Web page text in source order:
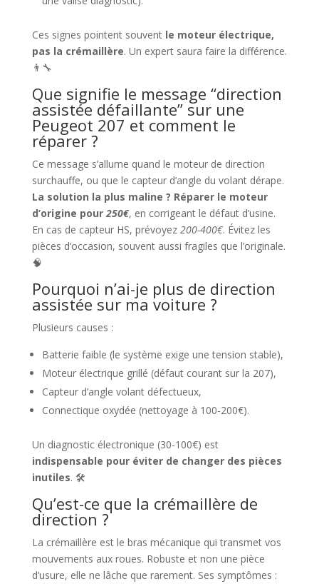
Ces signes pointent souvent le moteur électrique,
pas la crémaillère. Un expert saura faire la différence.
👨‍🔧
Que signifie le message “direction
assistée défaillante” sur une
Peugeot 207 et comment le
réparer ?
Ce message s’allume quand le moteur de direction
surchauffe, ou que le capteur d’angle du volant dérape.
La solution la plus maline ? Réparer le moteur
d’origine pour 250€, en corrigeant le défaut d’usine.
En cas de capteur HS, prévoyez 200-400€. Évitez les
pièces d’occasion, souvent aussi fragiles que l’originale.
🧠
Pourquoi n’ai-je plus de direction
assistée sur ma voiture ?
Plusieurs causes :
Batterie faible (le système exige une tension stable),
Moteur électrique grillé (défaut courant sur la 207),
Capteur d’angle volant défectueux,
Connectique oxydée (nettoyage à 100-200€).
Un diagnostic électronique (30-100€) est
indispensable pour éviter de changer des pièces
inutiles. 🛠️
Qu’est-ce que la crémaillère de
direction ?
La crémaillère est le bras mécanique qui transmet vos
mouvements aux roues. Robuste et non une pièce
d’usure, elle ne lâche que rarement. Ses symptômes :